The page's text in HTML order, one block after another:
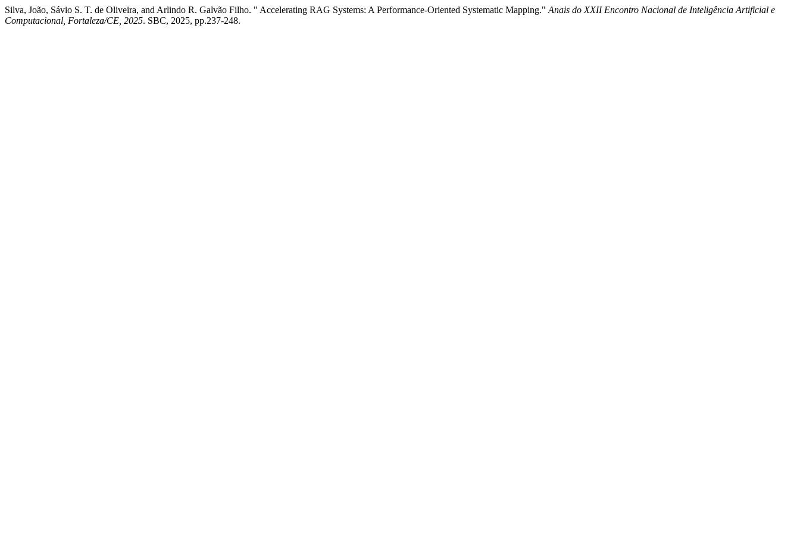
Silva, João, Sávio S. T. de Oliveira, and Arlindo R. Galvão Filho. " Accelerating RAG Systems: A Performance-Oriented Systematic Mapping." Anais do XXII Encontro Nacional de Inteligência Artificial e
Computacional, Fortaleza/CE, 2025. SBC, 2025, pp.237-248.